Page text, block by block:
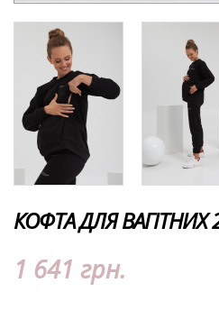
КОФТА ДЛЯ ВАГІТНИХ
1 641 грн.